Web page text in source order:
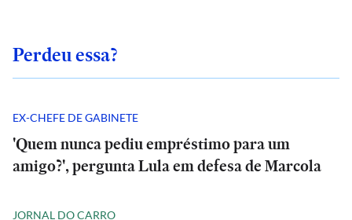
Perdeu essa?
EX-CHEFE DE GABINETE
'Quem nunca pediu empréstimo para um
amigo?', pergunta Lula em defesa de Marcola
JORNAL DO CARRO